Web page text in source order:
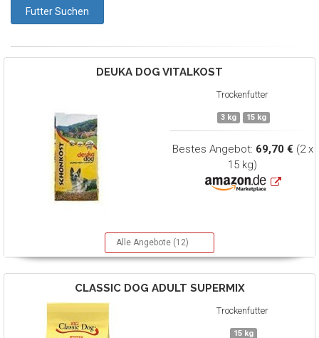
DEUKA DOG VITALKOST
Trockenfutter
3 kg 15 kg
Bestes Angebot: 69,70 € (2 x
15 kg)
Alle Angebote (12)
CLASSIC DOG ADULT SUPERMIX
Trockenfutter
15 kg